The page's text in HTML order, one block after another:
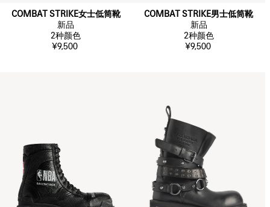
COMBAT STRIKE女士低筒靴
新品
2种颜色
¥9,500
COMBAT STRIKE男士低筒靴
新品
2种颜色
¥9,500